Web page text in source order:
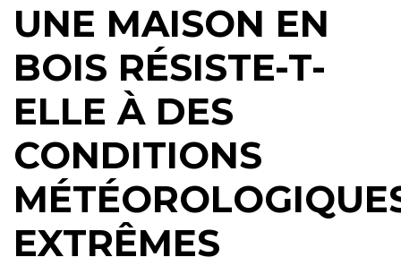
UNE MAISON EN
BOIS RÉSISTE-T-
ELLE À DES
CONDITIONS
EXTRÊMES